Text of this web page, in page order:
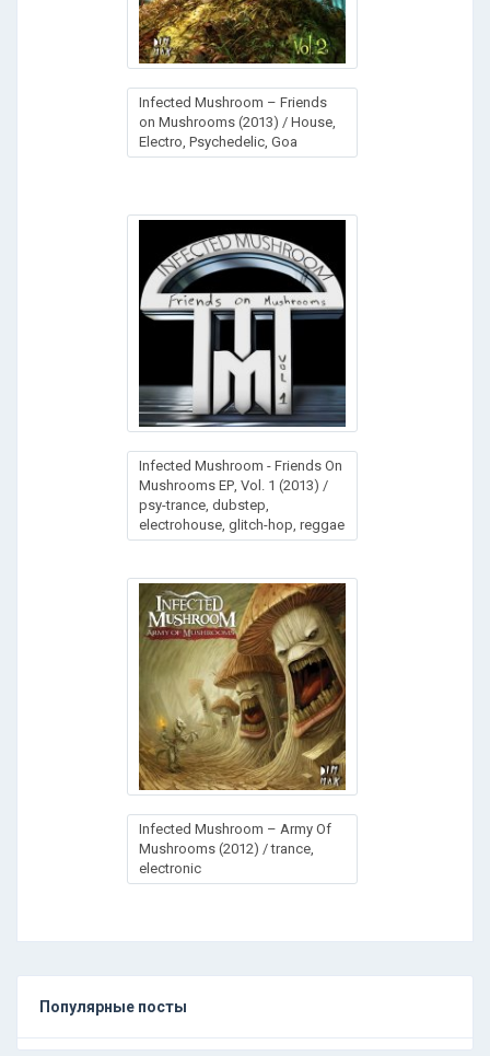
Infected Mushroom – Friends
on Mushrooms (2013) / House,
Electro, Psychedelic, Goa
Infected Mushroom - Friends On
Mushrooms ЕР, Vol. 1 (2013) /
psy-trance, dubstep,
electrohouse, glitch-hop, rеggae
Infected Mushroom – Army Of
Mushrooms (2012) / trance,
electronic
Популярные посты